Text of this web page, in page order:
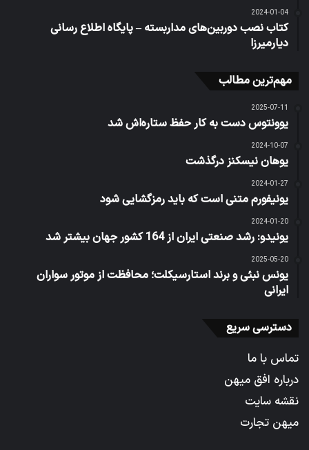
2024-01-04
کتاب نصب دوربین‌های مداربسته – پایگاه اطلاع رسانی
دیارمیرزا
مهم‌ترین مطالب
2025-07-11
یوونتوس دست به کار حفظ ستاره‌اش شد
2024-10-07
یوهان نیسکنز درگذشت
2024-01-27
یونیفورم متنی است که باید رمزگشایی شود
2024-01-20
یونیدو: رشد صنعتی ایران از 164 کشور جهان بیشتر شد
2025-05-20
یونس نبئی و برند استارسیکلت؛ محافظت از موتور سواران
ایرانی
دسترسی سریع
تماس با ما
درباره افق میهن
نقشه سایت
میهن تجارت